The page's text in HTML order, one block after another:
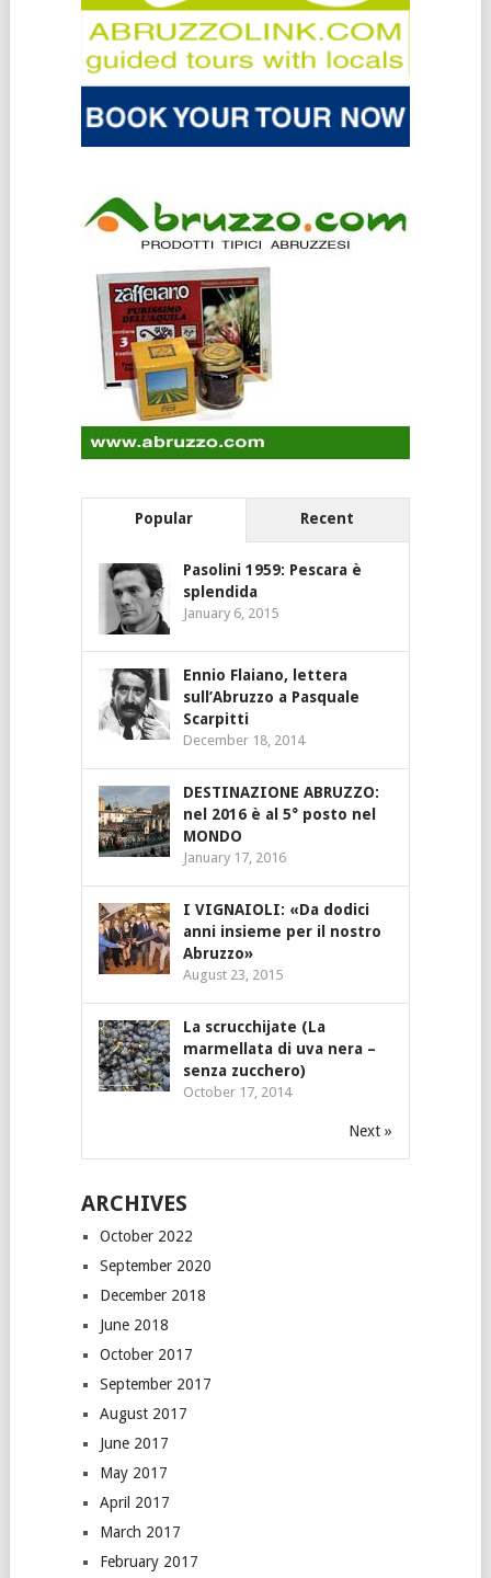
Popular Recent
Pasolini 1959: Pescara è
splendida
January 6, 2015
Ennio Flaiano, lettera
sull’Abruzzo a Pasquale
Scarpitti
December 18, 2014
DESTINAZIONE ABRUZZO:
nel 2016 è al 5° posto nel
MONDO
January 17, 2016
I VIGNAIOLI: «Da dodici
anni insieme per il nostro
Abruzzo»
August 23, 2015
La scrucchijate (La
marmellata di uva nera –
senza zucchero)
October 17, 2014
Next »
ARCHIVES
October 2022
September 2020
December 2018
June 2018
October 2017
September 2017
August 2017
June 2017
May 2017
April 2017
March 2017
February 2017